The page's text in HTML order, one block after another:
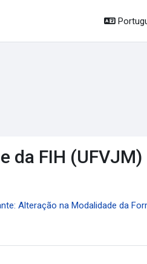
da FIH (UFVJM)
Alteração na Modalidade da